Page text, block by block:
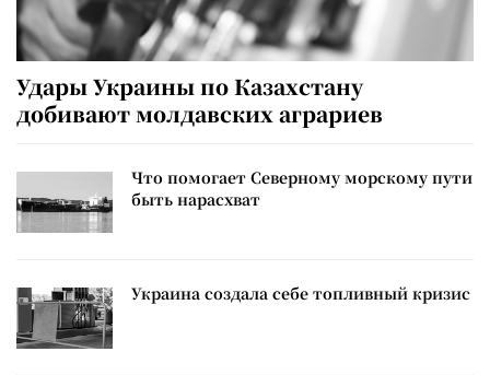
Удары Украины по Казахстану
добивают молдавских аграриев
Что помогает Северному морскому пути
быть нарасхват
Украина создала себе топливный кризис